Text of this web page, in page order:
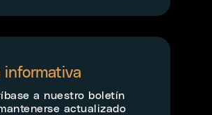
informativa
a nuestro boletín
actualizado